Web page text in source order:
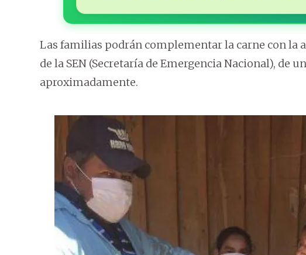
Las familias podrán complementar la carne con la
de la SEN (Secretaría de Emergencia Nacional), de
aproximadamente.